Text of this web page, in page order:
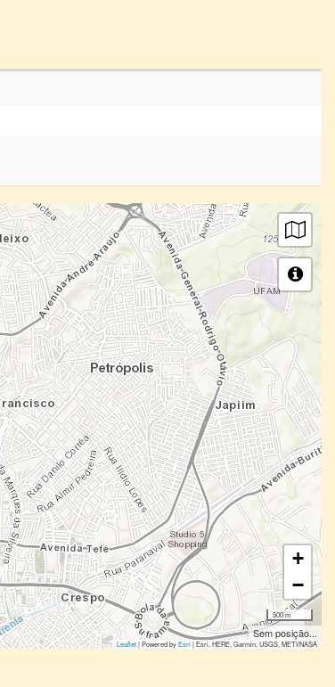
+
−
500 m
Sem posição...
Leaflet| Powered byEsri|Esri, HERE, Garmin, USGS, METI/NASA